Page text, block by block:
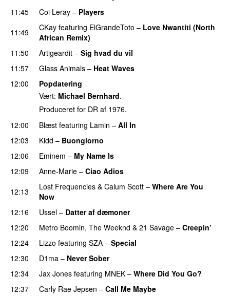
11:45
Coi Leray – Players
11:49 CKay featuring ElGrandeToto – Love Nwantiti (North
African Remix)
11:50
Artigeardit – Sig hvad du vil
11:57 Glass Animals – Heat Waves
12:00
Popdatering
Vært: Michael Bernhard.
Produceret for DR af 1976.
12:00
Blæst featuring Lamin – All In
12:03
Kidd – Buongiorno
12:06
Eminem – My Name Is
12:09
Anne-Marie – Ciao Adios
12:13
Lost Frequencies & Calum Scott – Where Are You
Now
12:16
Ussel – Datter af dæmoner
12:20 Metro Boomin, The Weeknd & 21 Savage – Creepin’
12:24
Lizzo featuring SZA – Special
12:30
D1ma – Never Sober
12:34
Jax Jones featuring MNEK – Where Did You Go?
12:37
Carly Rae Jepsen – Call Me Maybe